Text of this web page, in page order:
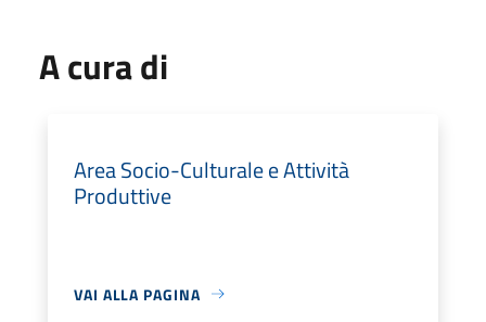
A cura di
Area Socio-Culturale e Attività
Produttive
VAI ALLA PAGINA